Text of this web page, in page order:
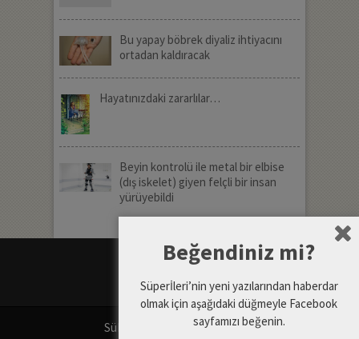
Bu yapay böbrek diyaliz ihtiyacını
ortadan kaldıracak
Hayatınızdaki zararlılar…
Beyin kontrolü ile metal bir elbise
(dış iskelet) giyen felçli bir insan
yürüyebildi
SüPERiLERi
Copyright © 2026.
Beğendiniz mi?
Süperİleri’nin yeni yazılarından haberdar
olmak için aşağıdaki düğmeyle Facebook
sayfamızı beğenin.